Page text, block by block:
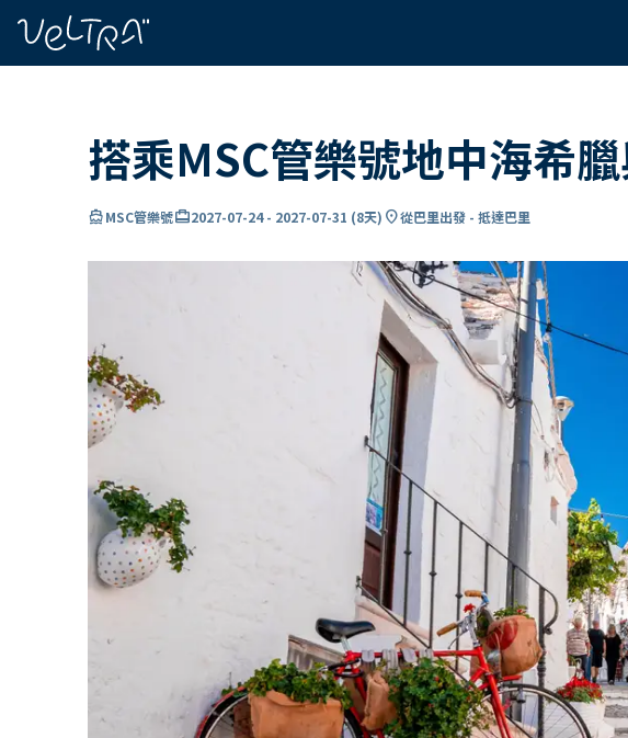
搭乘MSC管樂號地中海希
directions_boatMSC管樂號card_travel2027-07-24- 2027-07-31 (8天) location_on從巴里出發 - 抵達巴里